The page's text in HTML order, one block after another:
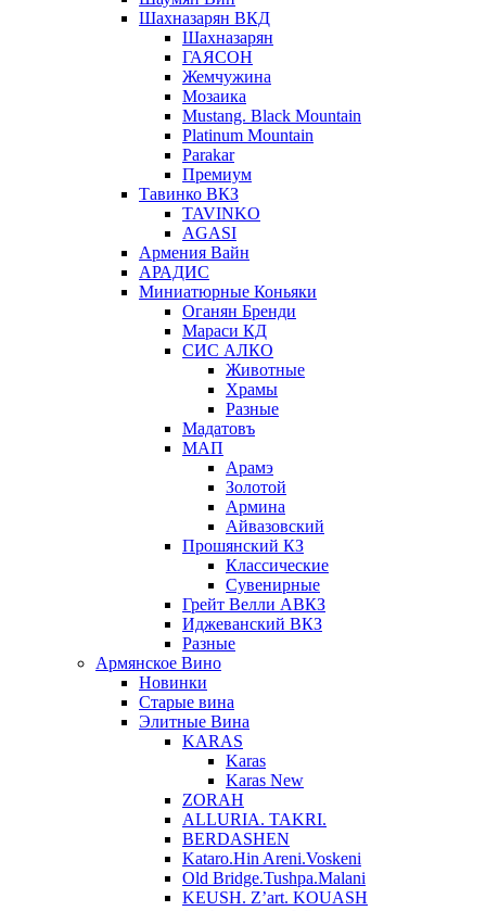
Шахназарян ВКД
Шахназарян
ГАЯСОН
Жемчужина
Мозаика
Mustang. Black Mountain
Platinum Mountain
Parakar
Премиум
Тавинко ВКЗ
TAVINKO
AGASI
Армения Вайн
АРАДИС
Миниатюрные Коньяки
Оганян Бренди
Мараси КД
СИС АЛКО
Животные
Храмы
Разные
Мадатовъ
МАП
Арамэ
Золотой
Армина
Айвазовский
Прошянский КЗ
Классические
Сувенирные
Грейт Велли АВКЗ
Иджеванский ВКЗ
Разные
Армянское Вино
Новинки
Старые вина
Элитные Вина
KARAS
Karas
Karas New
ZORAH
ALLURIA. TAKRI.
BERDASHEN
Kataro.Hin Areni.Voskeni
Old Bridge.Tushpa.Malani
KEUSH. Z’art. KOUASH